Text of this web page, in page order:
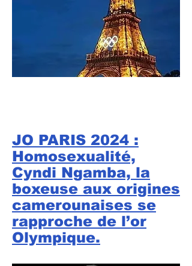
JO PARIS 2024 :
Homosexualité,
Cyndi Ngamba, la
boxeuse aux origines
camerounaises se
rapproche de l’or
Olympique.